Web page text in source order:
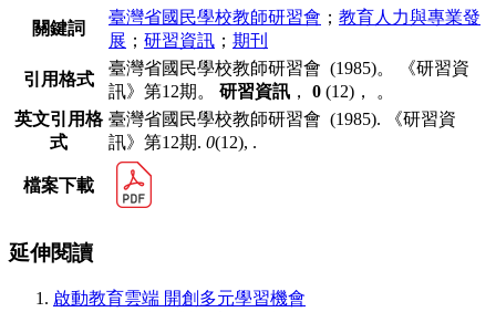
關鍵詞
臺灣省國民學校教師研習會 ； 教育人力與專業發
展 ； 研習資訊 ； 期刊
引用格式
臺灣省國民學校教師研習會 (1985)。 《研習資
訊》第12期。 研習資訊 ， 0 (12)， 。
英文引用格
式
臺灣省國民學校教師研習會 (1985). 《研習資
訊》第12期. 0(12), .
檔案下載
延伸閱讀
啟動教育雲端 開創多元學習機會